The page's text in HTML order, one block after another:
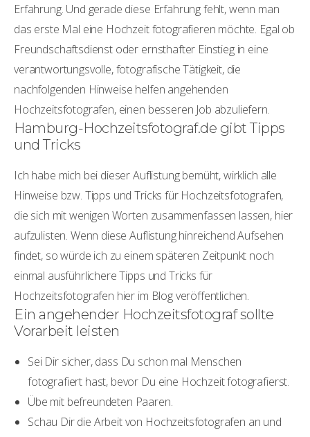
Erfahrung. Und gerade diese Erfahrung fehlt, wenn man
das erste Mal eine Hochzeit fotografieren möchte. Egal ob
Freundschaftsdienst oder ernsthafter Einstieg in eine
verantwortungsvolle, fotografische Tätigkeit, die
nachfolgenden Hinweise helfen angehenden
Hochzeitsfotografen, einen besseren Job abzuliefern.
Hamburg-Hochzeitsfotograf.de gibt Tipps
und Tricks
Ich habe mich bei dieser Auflistung bemüht, wirklich alle
Hinweise bzw. Tipps und Tricks für Hochzeitsfotografen,
die sich mit wenigen Worten zusammenfassen lassen, hier
aufzulisten. Wenn diese Auflistung hinreichend Aufsehen
findet, so würde ich zu einem späteren Zeitpunkt noch
einmal ausführlichere Tipps und Tricks für
Hochzeitsfotografen hier im Blog veröffentlichen.
Ein angehender Hochzeitsfotograf sollte
Vorarbeit leisten
Sei Dir sicher, dass Du schon mal Menschen
fotografiert hast, bevor Du eine Hochzeit fotografierst.
Übe mit befreundeten Paaren.
Schau Dir die Arbeit von Hochzeitsfotografen an und